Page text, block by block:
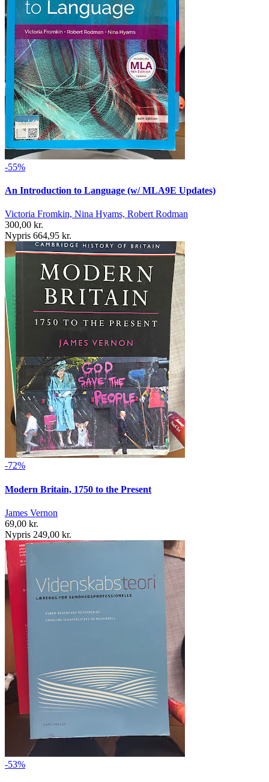
-55%
An Introduction to Language (w/ MLA9E Updates)
Victoria Fromkin, Nina Hyams, Robert Rodman
300,00 kr.
Nypris 664,95 kr.
-72%
Modern Britain, 1750 to the Present
James Vernon
69,00 kr.
Nypris 249,00 kr.
-53%